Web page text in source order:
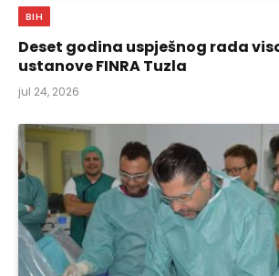
BIH
Deset godina uspješnog rada
ustanove FINRA Tuzla
jul 24, 2026